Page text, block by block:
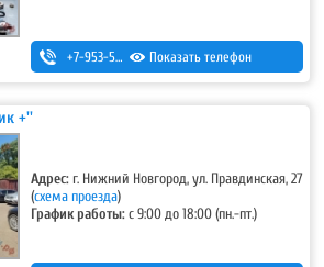
+7-953-555-32-32 ,+7-930-712-30-40
Показать телефон
+''
Адрес: г. Нижний Новгород, ул. Правдинская, 27
(схема проезда)
График работы:с 9:00 до 18:00 (пн.-пт.)